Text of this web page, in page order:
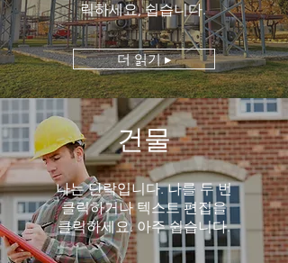
릭하세요, 쉽습니다.
더 읽기 ▸
건물
나는 단락입니다. 나를 두 번
클릭하거나 텍스트 편집을
클릭하세요. 아주 쉽습니다.